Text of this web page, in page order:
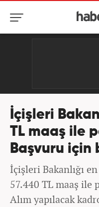
İçişleri
TL maaş ile
Başvuru için
İçişleri Bakanlığı
57.440 TL maaş ile
Alım yapılacak